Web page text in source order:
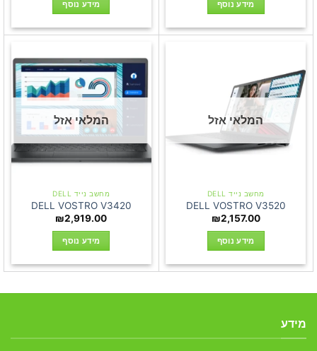
מידע נוסף מידע נוסף
המלאי אזל
מחשב נייד DELL
DELL VOSTRO V3520
₪2,157.00
מידע נוסף
המלאי אזל
מחשב נייד DELL
DELL VOSTRO V3420
₪2,919.00
מידע נוסף
מידע